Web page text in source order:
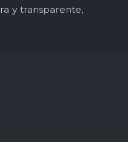
y transparente,